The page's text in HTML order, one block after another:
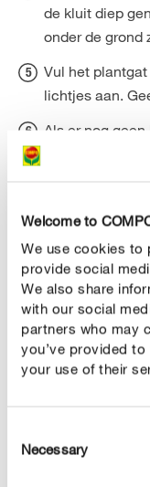
Welcome to
We use cookies to
provide social
We also share
with our social
partners who may
you’ve provided
your use of their
Selection
Necessary
de kluit diep
onder de grond
Vul het
lichtjes aan.
Als er nog
groeien, kan je
plant
Tip : bedek de
grond langer
water geven.
aanplanten als